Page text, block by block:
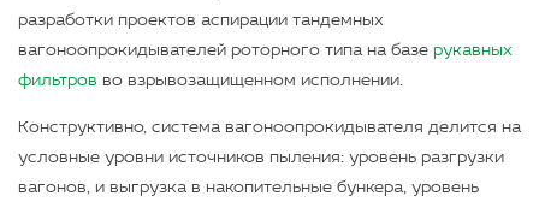
разработки проектов аспирации тандемных
вагоноопрокидывателей роторного типа на базе рукавных
фильтров во взрывозащищенном исполнении.
Конструктивно, система вагоноопрокидывателя делится на
условные уровни источников пыления: уровень разгрузки
вагонов, и выгрузка в накопительные бункера, уровень